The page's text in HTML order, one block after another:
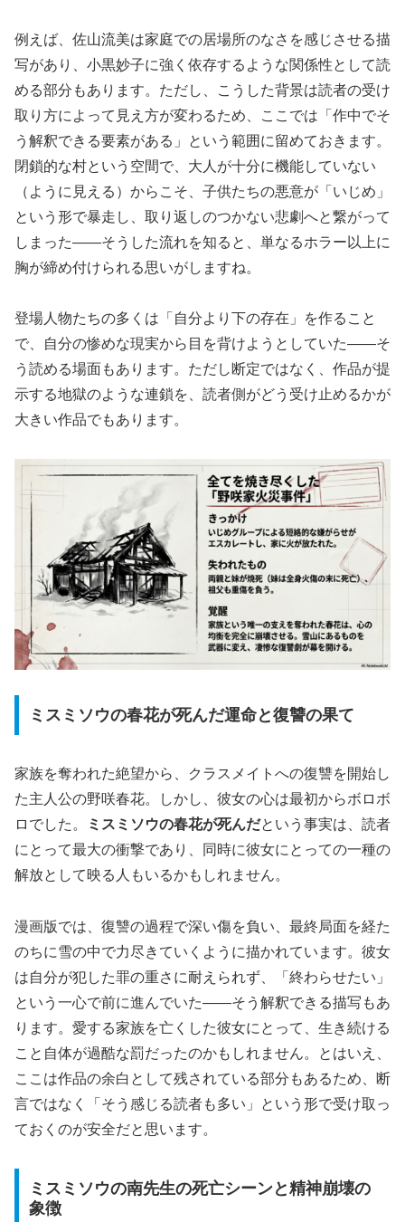
例えば、佐山流美は家庭での居場所のなさを感じさせる描
写があり、小黒妙子に強く依存するような関係性として読
める部分もあります。ただし、こうした背景は読者の受け
取り方によって見え方が変わるため、ここでは「作中でそ
う解釈できる要素がある」という範囲に留めておきます。
閉鎖的な村という空間で、大人が十分に機能していない
（ように見える）からこそ、子供たちの悪意が「いじめ」
という形で暴走し、取り返しのつかない悲劇へと繋がって
しまった――そうした流れを知ると、単なるホラー以上に
胸が締め付けられる思いがしますね。
登場人物たちの多くは「自分より下の存在」を作ること
で、自分の惨めな現実から目を背けようとしていた――そ
う読める場面もあります。ただし断定ではなく、作品が提
示する地獄のような連鎖を、読者側がどう受け止めるかが
大きい作品でもあります。
ミスミソウの春花が死んだ運命と復讐の果て
家族を奪われた絶望から、クラスメイトへの復讐を開始し
た主人公の野咲春花。しかし、彼女の心は最初からボロボ
ロでした。
ミスミソウの春花が死んだという事実は、読者
にとって最大の衝撃であり、同時に彼女にとっての一種の
解放として映る人もいるかもしれません。
漫画版では、復讐の過程で深い傷を負い、最終局面を経た
のちに雪の中で力尽きていくように描かれています。彼女
は自分が犯した罪の重さに耐えられず、
「終わらせたい」
という一心で前に進んでいた――そう解釈できる描写もあ
ります。愛する家族を亡くした彼女にとって、生き続ける
こと自体が過酷な罰だったのかもしれません。とはいえ、
ここは作品の余白として残されている部分もあるため、断
言ではなく「そう感じる読者も多い」という形で受け取っ
ておくのが安全だと思います。
ミスミソウの南先生の死亡シーンと精神崩壊の
象徴